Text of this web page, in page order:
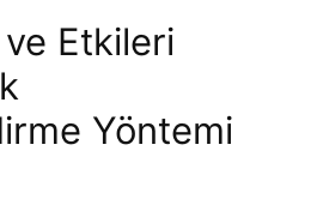
Etkileri
Yöntemi